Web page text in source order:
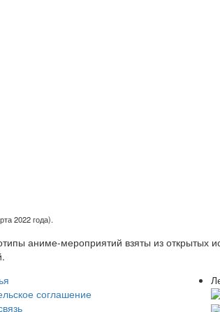
2022 года).
аниме-мероприятий взяты из открытых
соглашение